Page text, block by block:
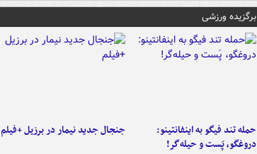
برگزیده ورزشی
حمله تند فیگو به اینفانتینو:
دروغگو، پَست‌ و حیله‌گر!
جنجال جدید نیمار در برزیل +فیلم